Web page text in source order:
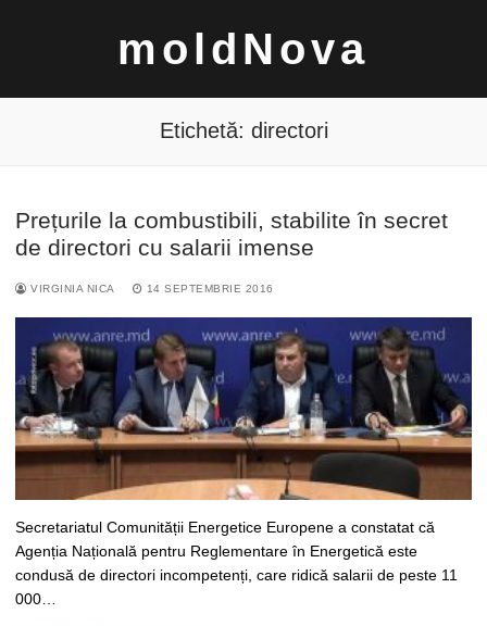
moldNova
Caută
Etichetă: directori
Prețurile la combustibili, stabilite în secret
de directori cu salarii imense
VIRGINIA NICA 14 SEPTEMBRIE 2016
Secretariatul Comunității Energetice Europene a constatat că
Agenția Națională pentru Reglementare în Energetică este
condusă de directori incompetenți, care ridică salarii de peste 11
000…